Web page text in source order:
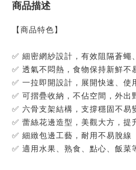
商品描述
【商品特色】
✅ 細密網紗設計，有效阻隔蒼蠅
✅ 透氣不悶熱，食物保持新鮮不
✅ 一拉即開設計，展開快速、使
✅ 可摺疊收納，不佔空間，外出
✅ 六骨支架結構，支撐穩固不易
✅ 蕾絲花邊造型，美觀大方，提
✅ 細緻包邊工藝，耐用不易脫線
✅ 適用水果、熟食、點心、飯菜